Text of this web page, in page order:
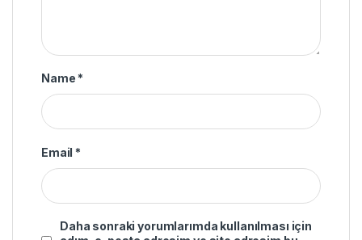
Name *
Email *
Daha sonraki yorumlarımda kullanılması için